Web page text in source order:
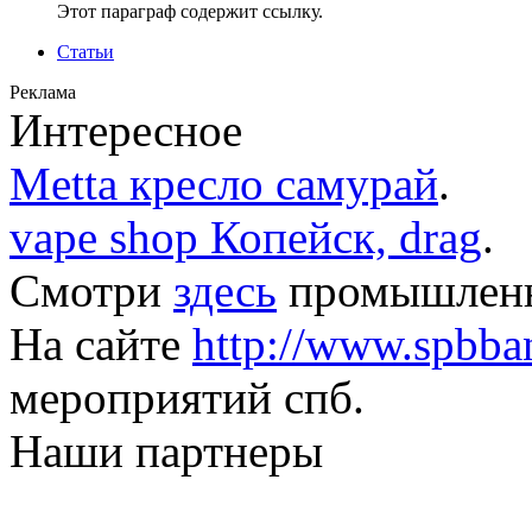
Этот параграф содержит ссылку.
Статьи
Реклама
Интересное
Metta кресло самурай.
vape shop Копейск, drag.
Смотри здесь
На сайте http://
мероприятий спб.
Наши партнеры